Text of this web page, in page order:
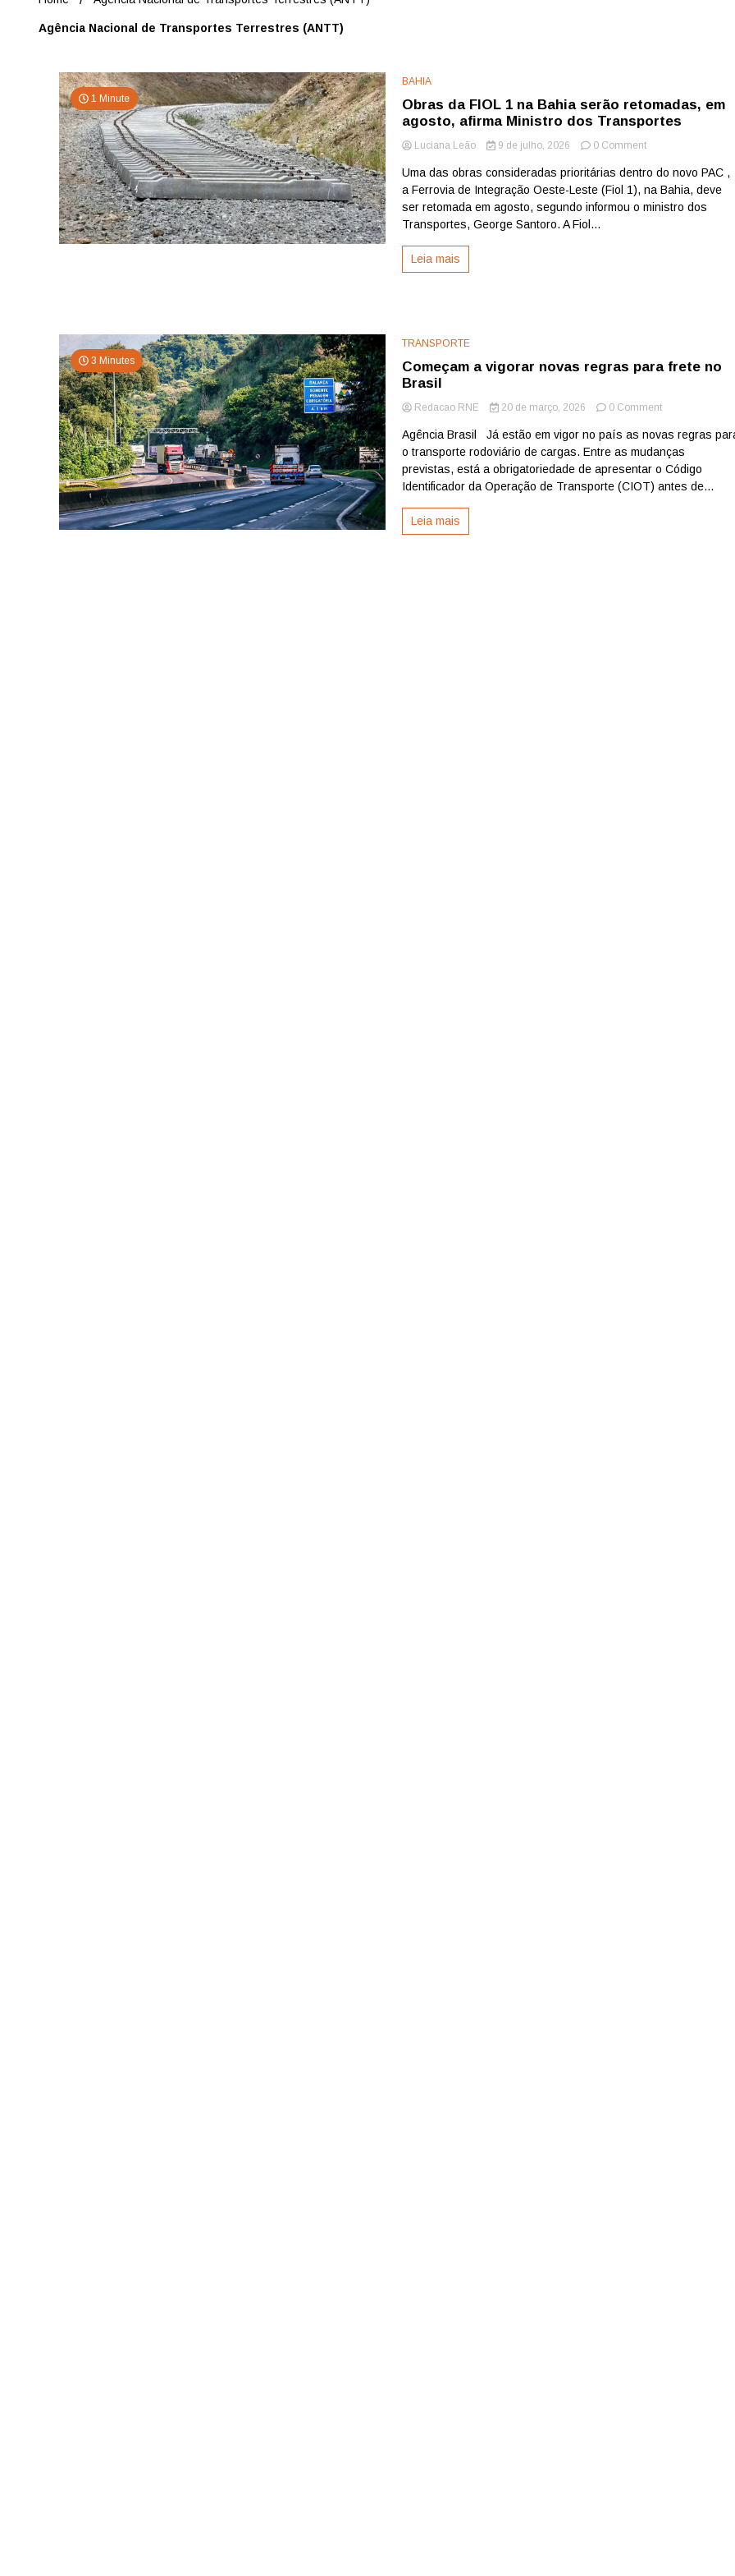
Agência Nacional de Transportes Terrestres (ANTT)
1 Minute
BAHIA
Obras da FIOL 1 na Bahia serão retomadas, em
agosto, afirma Ministro dos Transportes
Luciana Leão 9 de julho, 2026 0 Commenton
da
FIOL
1
Uma das obras consideradas prioritárias dentro do novo PAC ,
a Ferrovia de Integração Oeste-Leste (Fiol 1), na Bahia, deve
ser retomada em agosto, segundo informou o ministro dos
Transportes, George Santoro. A Fiol...
Leia mais
3 Minutes
TRANSPORTE
Começam a vigorar novas regras para frete no
Brasil
Redacao RNE 20 de março, 2026 0 Commenton
a
vigorar
novas
regras
Agência Brasil Já estão em vigor no país as novas regras
o transporte rodoviário de cargas. Entre as mudanças
previstas, está a obrigatoriedade de apresentar o Código
Identificador da Operação de Transporte (CIOT) antes de...
Leia mais